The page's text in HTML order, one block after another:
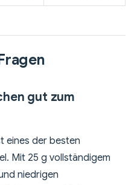
gut zum
eines der besten
Mit 25 g vollständigem
niedrigen